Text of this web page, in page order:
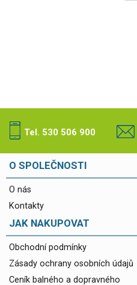
Tel. 530 506 900
O SPOLEČNOSTI
O nás
Kontakty
JAK NAKUPOVAT
Obchodní podmínky
Zásady ochrany osobních údajů
Ceník balného a dopravného